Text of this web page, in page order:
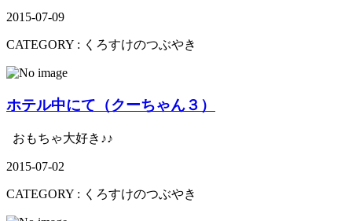
2015-07-09
CATEGORY : くろすけのつぶやき
ホテル中にて（クーちゃん３）
おもちゃ大好き♪♪
2015-07-02
CATEGORY : くろすけのつぶやき